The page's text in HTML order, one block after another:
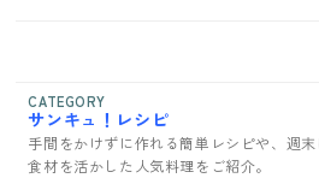
CATEGORY
サンキュ！レシピ
手間をかけずに作れる簡単レシピや、週
食材を活かした人気料理をご紹介。